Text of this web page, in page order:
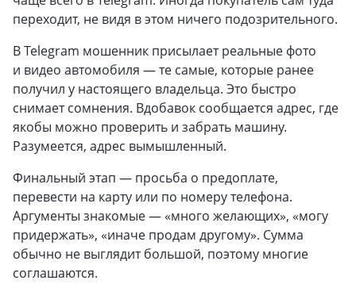
переходит, не видя в этом ничего подозрительного.
В Telegram мошенник присылает реальные фото
и видео автомобиля — те самые, которые ранее
получил у настоящего владельца. Это быстро
снимает сомнения. Вдобавок сообщается адрес, где
якобы можно проверить и забрать машину.
Разумеется, адрес вымышленный.
Финальный этап — просьба о предоплате,
перевести на карту или по номеру телефона.
Аргументы знакомые — «много желающих», «могу
придержать», «иначе продам другому». Сумма
обычно не выглядит большой, поэтому многие
соглашаются.